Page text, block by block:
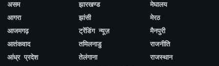
असम
आगरा
आजमगढ़
आतंकवाद
आंध्र प्रदेश
झारखण्ड
झांसी
ट्रेंडिंग न्यूज़
तमिलनाडु
तेलंगाना
मेघालय
मेरठ
मैनपुरी
राजनीति
राजस्थान